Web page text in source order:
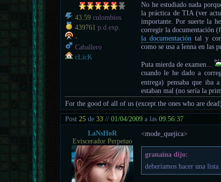
43.59 culombios
439761 p.d.exp.
-
Caballero
cLicK
No he estudiado nada
la práctica de TIA (ver
importante. Por suerte la
corregir la documentación
la documentación tal y
como se usa a lenna en las
Puta mierda de examen...
cuando le he dado a
entrega) pensaba que iba
estaban mal (no sería la
For the good of all of us (except the ones who are
Post25 de33 //01/04/2009 a las09:56:37
LaNsHoR
Eviscerador Perpetuo
<mode_quejica>
granaína dijo:
deberíamos hacer una